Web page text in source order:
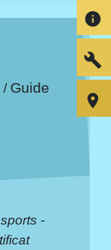
/ Guide
-
info
build
room